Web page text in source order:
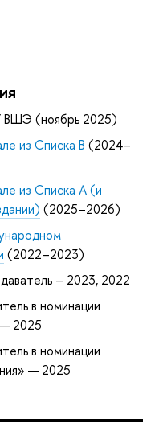
ВШЭ (ноябрь 2025)
из Списка B (2024–
из Списка А (и
(2025–2026)
(2022–2023)
– 2023, 2022
в номинации
2025
в номинации
— 2025